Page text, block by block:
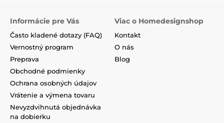
Informácie pre Vás
Často kladené dotazy (FAQ)
Vernostný program
Preprava
Obchodné podmienky
Ochrana osobných údajov
Vrátenie a výmena tovaru
Nevyzdvihnutá objednávka
na dobierku
Viac o Homedesignshop
Kontakt
O nás
Blog